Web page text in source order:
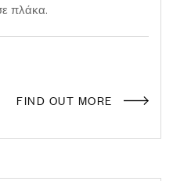
πλάκα.
FIND OUT MORE